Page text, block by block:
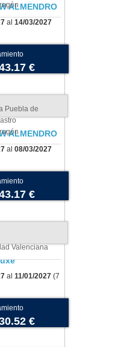
ALMENDRO
al 14/03/2027
€
Puebla de
ALMENDRO
al 08/03/2027
€
Valenciana
al 11/01/2027 (7
€